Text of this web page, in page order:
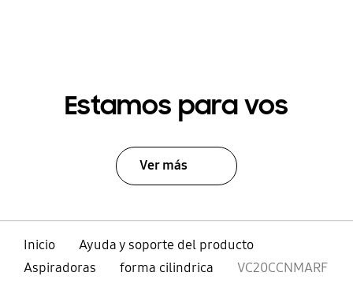
Estamos para vos
Ver más
Inicio
Ayuda y soporte del producto
Aspiradoras
forma cilindrica VC20CCNMARF